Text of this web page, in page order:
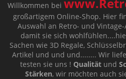
Willkommen bei
großartigem Online-Shop. Hier
Auswahl an Retro- und
damit sie sich
Sachen wie 3D Regale,
Artikel und und und........ Wir
testen sie uns ! Qualitätund
Stärken, wir möchten auch